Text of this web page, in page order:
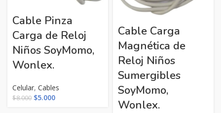
Cable Pinza
Carga de Reloj
Niños SoyMomo,
Wonlex.
Celular, Cables
$8.000 El
$5.000El
Cable Carga
Magnética de
Reloj Niños
Sumergibles
SoyMomo,
Wonlex.